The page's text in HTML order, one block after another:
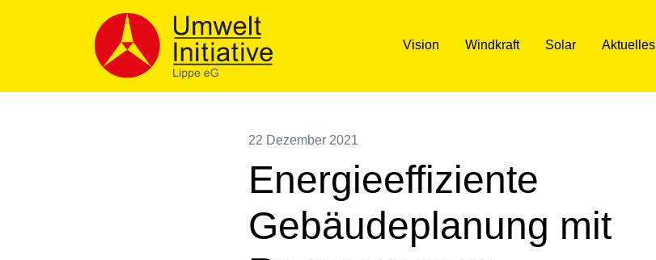
Vision Windkraft Solar Aktuelles
22 Dezember 2021
Energieeffiziente
Gebäudeplanung mit